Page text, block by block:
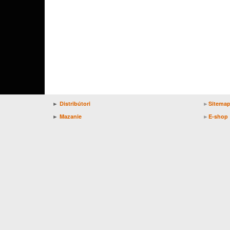
► Distribútori
► Mazanie
► Sitemap
► E-shop